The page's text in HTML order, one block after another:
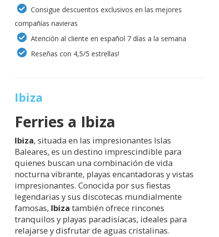
Consigue descuentos exclusivos en las mejores
compañías navieras
Atención al cliente en español 7 días a la semana
Reseñas con 4,5/5 estrellas!
Ibiza
Ferries a Ibiza
Ibiza, situada en las impresionantes Islas
Baleares, es un destino imprescindible para
quienes buscan una combinación de vida
nocturna vibrante, playas encantadoras y vistas
impresionantes. Conocida por sus fiestas
legendarias y sus discotecas mundialmente
famosas, Ibiza también ofrece rincones
tranquilos y playas paradisíacas, ideales para
relajarse y disfrutar de aguas cristalinas.